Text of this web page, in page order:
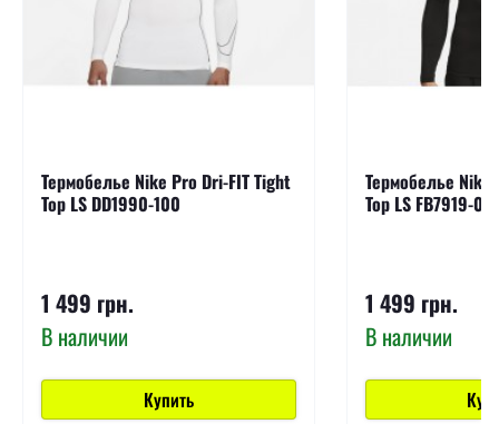
Термобелье Nike Pro Dri-FIT Tight
Top LS DD1990-100
1 499 грн.
В наличии
Купить
Термобелье Nike
Top LS FB7919-010
1 499 грн.
В наличии